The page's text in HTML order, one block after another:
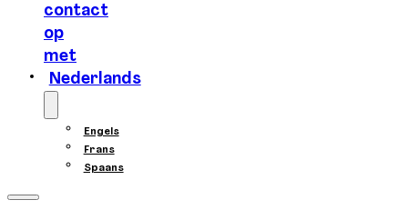
contact
op
met
Nederlands
Engels
Frans
Spaans